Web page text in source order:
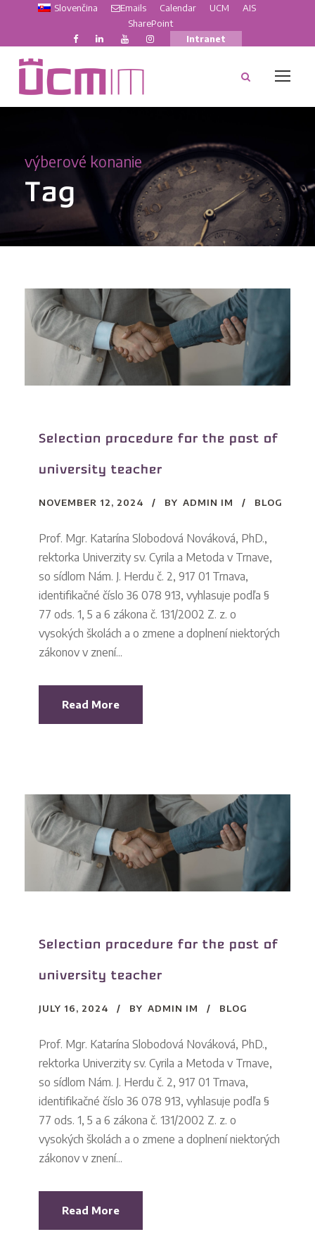
Slovenčina Emails Calendar UCM
AIS
SharePoint
Intranet
výberové konanie
Tag
Selection procedure for the post of
university teacher
NOVEMBER 12, 2024 BY ADMIN IM BLOG
Prof. Mgr. Katarína Slobodová Nováková, PhD.,
rektorka Univerzity sv. Cyrila a Metoda v Trnave,
so sídlom Nám. J. Herdu č. 2, 917 01 Trnava,
identifikačné číslo 36 078 913, vyhlasuje podľa §
77 ods. 1, 5 a 6 zákona č. 131/2002 Z. z. o
vysokých školách a o zmene a doplnení niektorých
zákonov v znení...
Read More
Selection procedure for the post of
university teacher
JULY 16, 2024 BY ADMIN IM BLOG
Prof. Mgr. Katarína Slobodová Nováková, PhD.,
rektorka Univerzity sv. Cyrila a Metoda v Trnave,
so sídlom Nám. J. Herdu č. 2, 917 01 Trnava,
identifikačné číslo 36 078 913, vyhlasuje podľa §
77 ods. 1, 5 a 6 zákona č. 131/2002 Z. z. o
vysokých školách a o zmene a doplnení niektorých
zákonov v znení...
Read More